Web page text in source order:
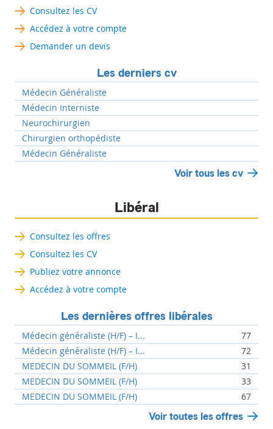
Consultez les CV
Accédez à votre compte
Demander un devis
Les derniers cv
Médecin Généraliste
Médecin Interniste
Neurochirurgien
Chirurgien orthopédiste
Médecin Généraliste
Voir tous les cv
Libéral
Consultez les offres
Consultez les CV
Publiez votre annonce
Accédez à votre compte
Les dernières offres libérales
Médecin généraliste (H/F) – I...
77
Médecin généraliste (H/F) – I...
72
MEDECIN DU SOMMEIL (F/H)
31
MEDECIN DU SOMMEIL (F/H)
33
MEDECIN DU SOMMEIL (F/H)
67
Voir toutes les offres